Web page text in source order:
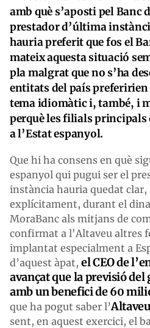
amb què s’aposti pel Banc
prestador d’última
hauria preferit que fos el
mateix aquesta situació
pla malgrat que no s’ha
entitats del país
tema idiomàtic i, també, i
perquè les filials principals
a l’Estat espanyol.
Que hi ha consens en què
espanyol qui pugui ser el
instància hauria quedat clar,
explícitament, durant el
MoraBanc als mitjans de
confirmat a l'Altaveu altres
implantat especialment a
d’aquest àpat, el CEO de
avançat que la previsió del
amb un benefici de 60
que ha pogut saber l’Altaveu
sent, en aquest exercici, el